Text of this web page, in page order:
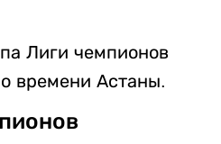
Лиги чемпионов
времени Астаны.